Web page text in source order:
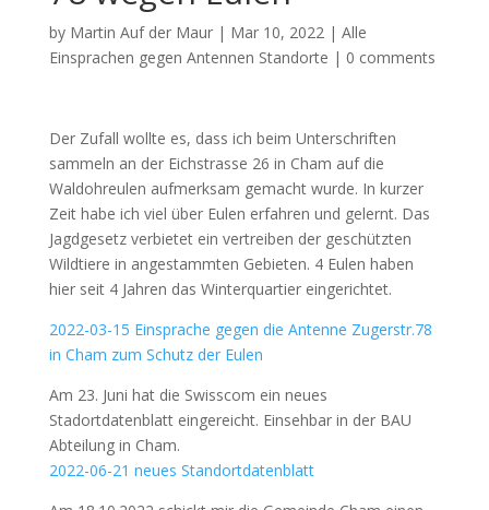
by Martin Auf der Maur| Mar 10, 2022| Alle
Einsprachen gegen Antennen Standorte | 0 comments
Der Zufall wollte es, dass ich beim Unterschriften
sammeln an der Eichstrasse 26 in Cham auf die
Waldohreulen aufmerksam gemacht wurde. In kurzer
Zeit habe ich viel über Eulen erfahren und gelernt. Das
Jagdgesetz verbietet ein vertreiben der geschützten
Wildtiere in angestammten Gebieten. 4 Eulen haben
hier seit 4 Jahren das Winterquartier eingerichtet.
2022-03-15 Einsprache gegen die Antenne Zugerstr.78
in Cham zum Schutz der Eulen
Am 23. Juni hat die Swisscom ein neues
Stadortdatenblatt eingereicht. Einsehbar in der BAU
Abteilung in Cham.
2022-06-21 neues Standortdatenblatt